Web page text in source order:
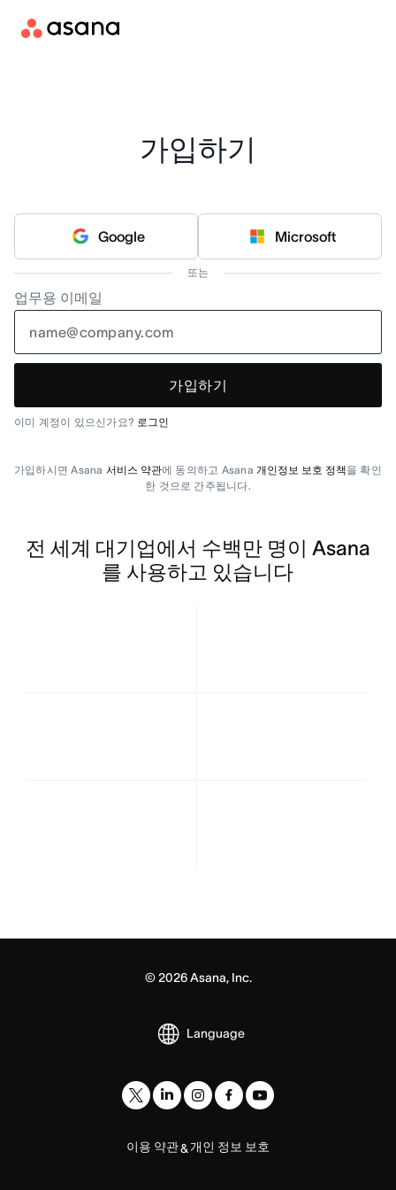
가입하기
Google Microsoft
또는
업무용 이메일
가입하기
이미 계정이 있으신가요? 로그인
가입하시면 Asana 서비스 약관에 동의하고 Asana 개인정보 보호 정책을 확인
한 것으로 간주됩니다.
전 세계 대기업에서 수백만 명이 Asana
를 사용하고 있습니다
© 2026Asana, Inc.
Language
이용 약관& 개인 정보 보호